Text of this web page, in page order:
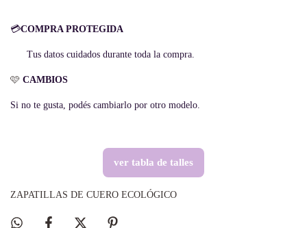
💳COMPRA PROTEGIDA
Tus datos cuidados durante toda la compra.
🩷 CAMBIOS
Si no te gusta, podés cambiarlo por otro modelo.
ver tabla de talles
ZAPATILLAS DE CUERO ECOLÓGICO